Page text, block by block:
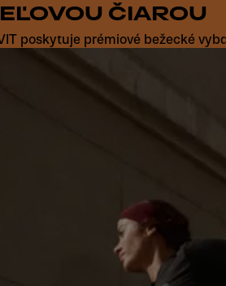
ČIAROU
poskytuje prémiové bežecké